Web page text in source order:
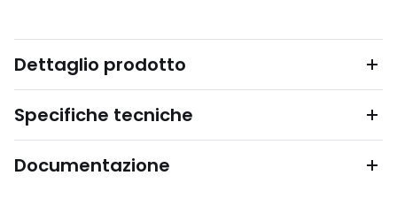
Dettaglio prodotto
Specifiche tecniche
Documentazione